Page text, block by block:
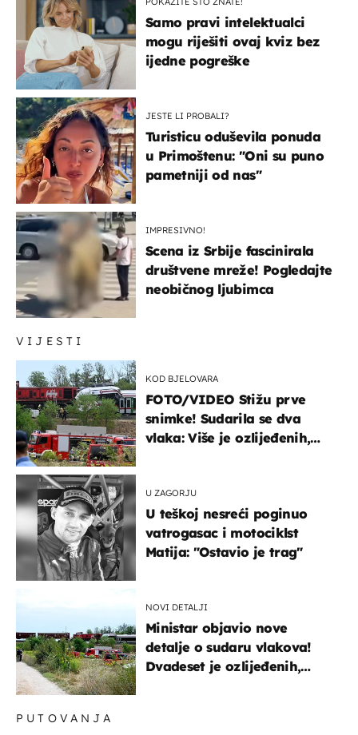
VIJESTI
KOD BJELOVARA
FOTO/VIDEO Stižu prve
snimke! Sudarila se dva
vlaka: Više je ozlijeđenih,
U ZAGORJU
U teškoj nesreći poginuo
vatrogasac i motociklst
Matija: "Ostavio je trag"
NOVI DETALJI
Ministar objavio nove
detalje o sudaru vlakova!
Dvadeset je ozlijeđenih,
Samo pravi intelektualci
mogu riješiti ovaj kviz bez
ijedne pogreške
JESTE LI PROBALI?
Turisticu oduševila ponuda
u Primoštenu: "Oni su puno
pametniji od nas"
IMPRESIVNO!
Scena iz Srbije fascinirala
društvene mreže! Pogledajte
neobičnog ljubimca
PUTOVANJA